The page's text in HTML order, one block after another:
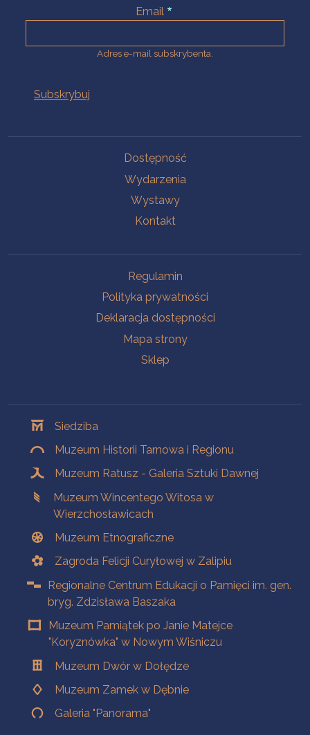
Email
Adres e-mail subskrybenta.
Dostępność
Wydarzenia
Wystawy
Kontakt
Regulamin
Polityka prywatności
Deklaracja dostępności
Mapa strony
Sklep
Siedziba
Muzeum Historii Tarnowa i Regionu
Muzeum Ratusz - Galeria Sztuki Dawnej
Muzeum Wincentego Witosa w
Wierzchosławicach
Muzeum Etnograficzne
Zagroda Felicji Curyłowej w Zalipiu
Regionalne Centrum Edukacji o Pamięci im. gen.
bryg. Zdzisława Baszaka
Muzeum Pamiątek po Janie Matejce
"Koryznówka" w Nowym Wiśniczu
Muzeum Dwór w Dołędze
Muzeum Zamek w Dębnie
Galeria "Panorama"